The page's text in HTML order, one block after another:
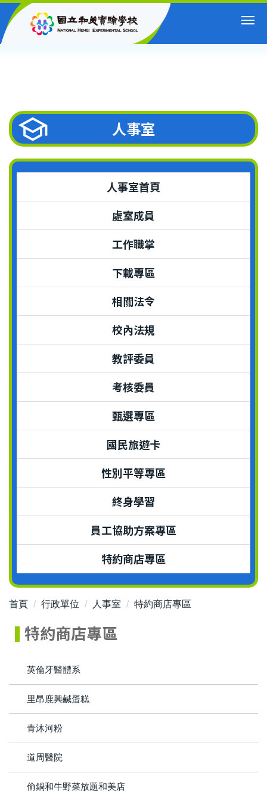
跳
到
人事室
人事室首頁
處室成員
工作職掌
下載專區
相關法令
校內法規
教評委員
考核委員
甄選專區
國民旅遊卡
性別平等專區
終身學習
員工協助方案專區
特約商店專區
首頁 行政單位 人事室 特約商店專區
特約商店專區
英倫牙醫體系
里昂鹿興鹹蛋糕
青沐河粉
道周醫院
偷鍋和牛野菜放題和美店